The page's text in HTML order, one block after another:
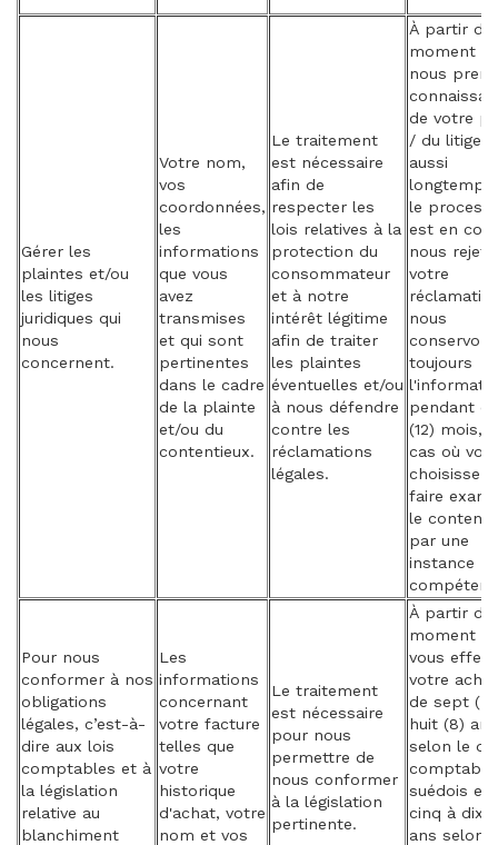
Gérer les
plaintes et/ou
les litiges
juridiques qui
nous
concernent.
Votre nom,
vos
coordonnées,
les
informations
que vous
avez
transmises
et qui sont
pertinentes
dans le cadre
de la plainte
et/ou du
contentieux.
Le traitement
est nécessaire
afin de
respecter les
lois relatives à la
protection du
consommateur
et à notre
intérêt légitime
afin de traiter
les plaintes
éventuelles et/ou
à nous défendre
contre les
réclamations
légales.
À partir du
moment
nous
de votre
/ du litige
aussi
longtemps
le
est en
nous
votre
nous
conservons
toujours
pendant
(12) mois,
cas où
choisissez
faire
le
par une
instance
Pour nous
conformer à nos
obligations
légales, c’est-à-
dire aux lois
comptables et à
la législation
relative au
blanchiment
Les
informations
concernant
votre facture
telles que
votre
historique
d'achat, votre
nom et vos
Le traitement
est nécessaire
pour nous
permettre de
nous conformer
à la législation
pertinente.
À partir du
moment
vous
votre
de sept
huit (8) ans
selon le
comptable
suédois et
cinq à dix
ans selon